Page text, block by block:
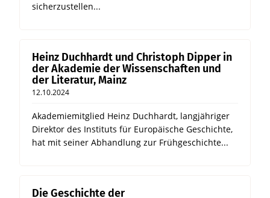
sicherzustellen...
Heinz Duchhardt und Christoph Dipper in
der Akademie der Wissenschaften und
der Literatur, Mainz
12.10.2024
Akademiemitglied Heinz Duchhardt, langjähriger
Direktor des Instituts für Europäische Geschichte,
hat mit seiner Abhandlung zur Frühgeschichte...
Die Geschichte der